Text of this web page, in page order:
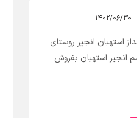
استهبان انجیر روستای
انجیر استهبان بفروش